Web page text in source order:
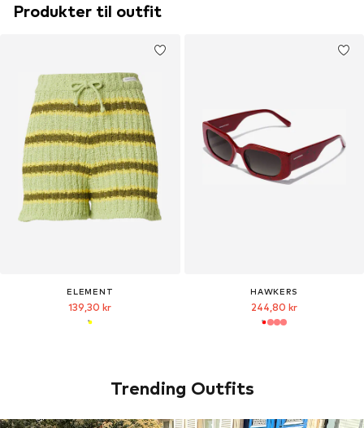
Produkter til outfit
ELEMENT
139,30 kr
HAWKERS
244,80 kr
Trending Outfits